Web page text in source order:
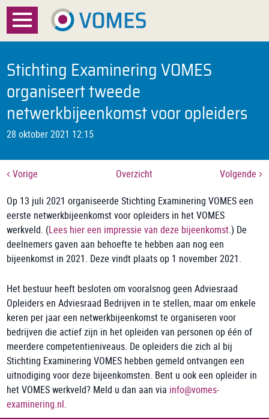
Menu
Over VOMES
Certificatie
Documenten
Nieuws
FAQ
Contact
Stichting Examinering VOMES
organiseert tweede
netwerkbijeenkomst voor opleiders
28 oktober 2021 12:15
Vorige Overzicht Volgende
Op 13 juli 2021 organiseerde Stichting Examinering VOMES een
eerste netwerkbijeenkomst voor opleiders in het VOMES
werkveld. (Lees hier een impressie van deze bijeenkomst.) De
deelnemers gaven aan behoefte te hebben aan nog een
bijeenkomst in 2021. Deze vindt plaats op 1 november 2021.
Het bestuur heeft besloten om vooralsnog geen Adviesraad
Opleiders en Adviesraad Bedrijven in te stellen, maar om enkele
keren per jaar een netwerkbijeenkomst te organiseren voor
bedrijven die actief zijn in het opleiden van personen op één of
meerdere competentieniveaus. De opleiders die zich al bij
Stichting Examinering VOMES hebben gemeld ontvangen een
uitnodiging voor deze bijeenkomsten. Bent u ook een opleider in
het VOMES werkveld? Meld u dan aan via info@vomes-
examinering.nl.